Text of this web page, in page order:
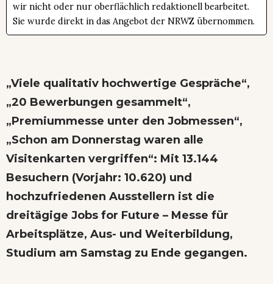
wir nicht oder nur oberflächlich redaktionell bearbeitet.
Sie wurde direkt in das Angebot der NRWZ übernommen.
„Viele qualitativ hochwertige Gespräche“,
„20 Bewerbungen gesammelt“,
„Premiummesse unter den Jobmessen“,
„Schon am Donnerstag waren alle
Visitenkarten vergriffen“: Mit 13.144
Besuchern (Vorjahr: 10.620) und
hochzufriedenen Ausstellern ist die
dreitägige Jobs for Future – Messe für
Arbeitsplätze, Aus- und Weiterbildung,
Studium am Samstag zu Ende gegangen.